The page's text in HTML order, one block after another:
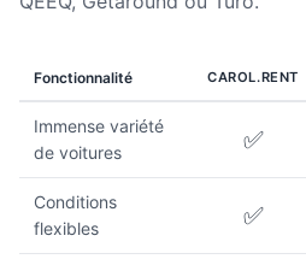
Fonctionnalité CAROL.RENT
Immense variété
de voitures
✅
Conditions
flexibles
✅